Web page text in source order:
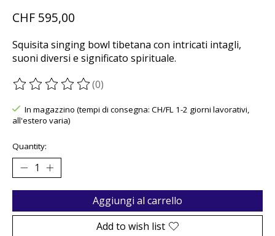
CHF 595,00
Squisita singing bowl tibetana con intricati intagli,
suoni diversi e significato spirituale.
The rating of this product is
(0)
In magazzino (tempi di consegna: CH/FL 1-2 giorni lavorativi,
all'estero varia)
Quantity:
Aggiungi al carrello
Add to wish list